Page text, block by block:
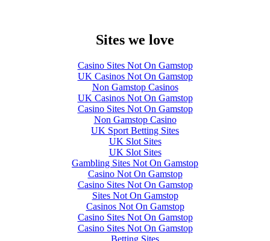
Sites we love
Casino Sites Not On Gamstop
UK Casinos Not On Gamstop
Non Gamstop Casinos
UK Casinos Not On Gamstop
Casino Sites Not On Gamstop
Non Gamstop Casino
UK Sport Betting Sites
UK Slot Sites
UK Slot Sites
Gambling Sites Not On Gamstop
Casino Not On Gamstop
Casino Sites Not On Gamstop
Sites Not On Gamstop
Casinos Not On Gamstop
Casino Sites Not On Gamstop
Casino Sites Not On Gamstop
Betting Sites